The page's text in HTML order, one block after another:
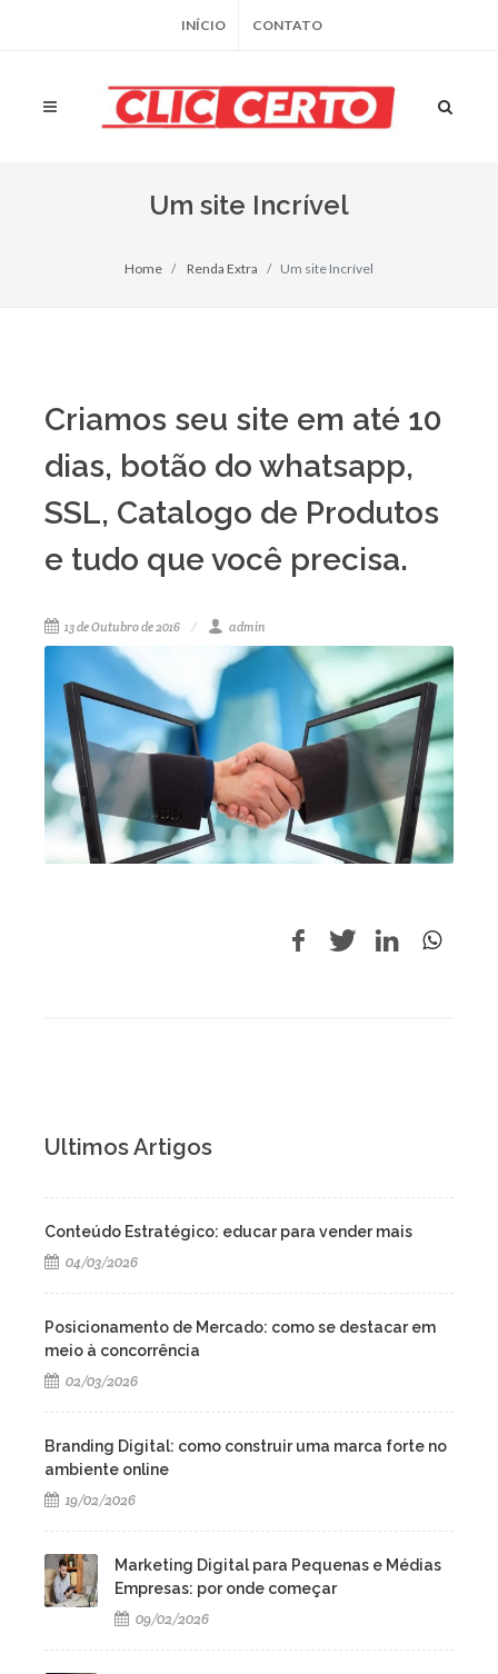
INÍCIO CONTATO
Um site Incrível
Home Renda Extra Um site Incrível
Criamos seu site em até 10
dias, botão do whatsapp,
SSL, Catalogo de Produtos
e tudo que você precisa.
13 de Outubro de 2016 admin
Ultimos Artigos
Conteúdo Estratégico: educar para vender mais
04/03/2026
Posicionamento de Mercado: como se destacar em
meio à concorrência
02/03/2026
Branding Digital: como construir uma marca forte no
ambiente online
19/02/2026
Marketing Digital para Pequenas e Médias
Empresas: por onde começar
09/02/2026